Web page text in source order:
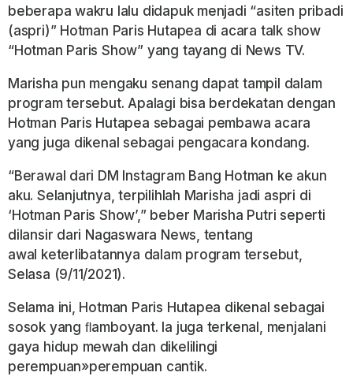
beberapa wakru lalu didapuk menjadi “asiten pribadi
(aspri)” Hotman Paris Hutapea di acara talk show
“Hotman Paris Show” yang tayang di News TV.
Marisha pun mengaku senang dapat tampil dalam
program tersebut. Apalagi bisa berdekatan dengan
Hotman Paris Hutapea sebagai pembawa acara
yang juga dikenal sebagai pengacara kondang.
“Berawal dari DM Instagram Bang Hotman ke akun
aku. Selanjutnya, terpilihlah Marisha jadi aspri di
‘Hotman Paris Show’,” beber Marisha Putri seperti
dilansir dari Nagaswara News, tentang
awal keterlibatannya dalam program tersebut,
Selasa (9/11/2021).
Selama ini, Hotman Paris Hutapea dikenal sebagai
sosok yang ﬂamboyant. Ia juga terkenal, menjalani
gaya hidup mewah dan dikelilingi
perempuan»perempuan cantik.